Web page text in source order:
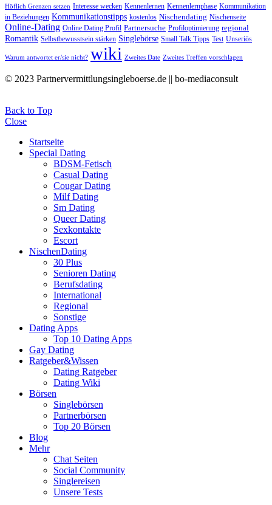
Höflich Grenzen setzen Interesse wecken Kennenlernen Kennenlernphase Kommunikation
in Beziehungen Kommunikationstipps kostenlos Nischendating Nischenseite
Online-Dating Online Dating Profil Partnersuche Profiloptimierung regional
Romantik Selbstbewusstsein stärken Singlebörse Small Talk Tipps Test Unseriös
Warum antwortet er/sie nicht? wiki Zweites Date Zweites Treffen vorschlagen
© 2023 Partnervermittlungsingleboerse.de || bo-mediaconsult
Back to Top
Close
Startseite
Special Dating
BDSM-Fetisch
Casual Dating
Cougar Dating
Milf Dating
Sm Dating
Queer Dating
Sexkontakte
Escort
NischenDating
30 Plus
Senioren Dating
Berufsdating
International
Regional
Sonstige
Dating Apps
Top 10 Dating Apps
Gay Dating
Ratgeber&Wissen
Dating Ratgeber
Dating Wiki
Börsen
Singlebörsen
Partnerbörsen
Top 20 Börsen
Blog
Mehr
Chat Seiten
Social Community
Singlereisen
Unsere Tests